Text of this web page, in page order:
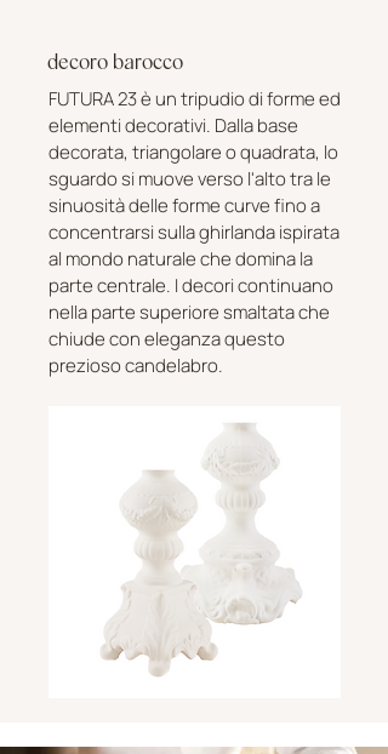
decoro barocco
FUTURA 23 è un tripudio di forme ed
elementi decorativi. Dalla base
decorata, triangolare o quadrata, lo
sguardo si muove verso l'alto tra le
sinuosità delle forme curve fino a
concentrarsi sulla ghirlanda ispirata
al mondo naturale che domina la
parte centrale. I decori continuano
nella parte superiore smaltata che
chiude con eleganza questo
prezioso candelabro.